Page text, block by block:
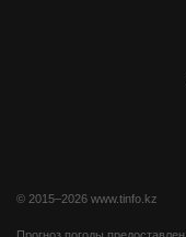
© 2015–2026 www.tinfo.kz